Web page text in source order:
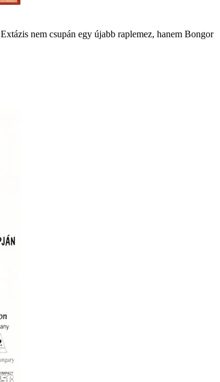
nem csupán egy újabb raplemez, hanem Bongor